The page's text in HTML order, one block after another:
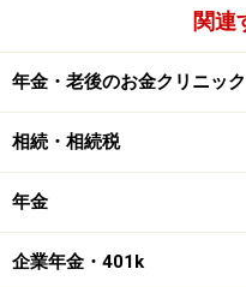
関連
年金・老後のお金クリニック
相続・相続税
年金
企業年金・401k